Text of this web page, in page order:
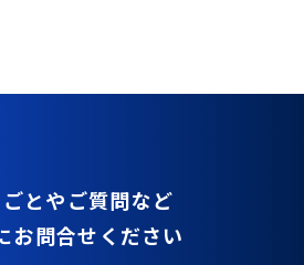
とやご質問など
お問合せください